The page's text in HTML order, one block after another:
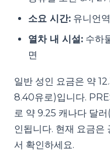
소요 시간: 유니언
열차 내 시설: 수하
면
일반 성인 요금은 약
8.40유로)입니다.
로 약 9.25 캐나다 달
인됩니다. 현재 요금은
서 확인하세요.